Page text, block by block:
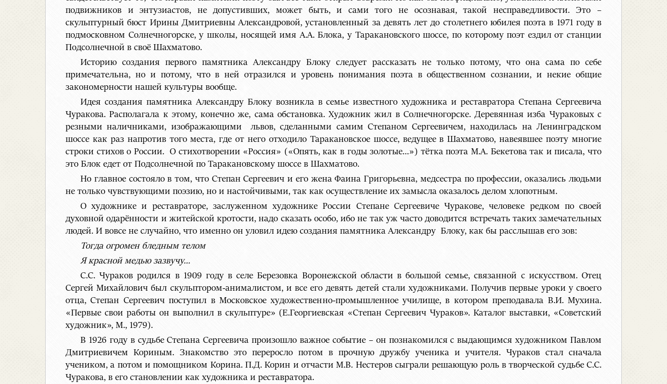
подвижников и энтузиастов, не допустивших, может быть, и сами того не осознавая, такой несправедливости. Это –
скульптурный бюст Ирины Дмитриевны Александровой, установленный за девять лет до столетнего юбилея поэта в 1971 году в
подмосковном Солнечногорске, у школы, носящей имя А.А. Блока, у Таракановского шоссе, по которому поэт ездил от станции
Подсолнечной в своё Шахматово.
Историю создания первого памятника Александру Блоку следует рассказать не только потому, что она сама по себе
примечательна, но и потому, что в ней отразился и уровень понимания поэта в общественном сознании, и некие общие
закономерности нашей культуры вообще.
Идея создания памятника Александру Блоку возникла в семье известного художника и реставратора Степана Сергеевича
Чуракова. Располагала к этому, конечно же, сама обстановка. Художник жил в Солнечногорске. Деревянная изба Чураковых с
резными наличниками, изображающими львов, сделанными самим Степаном Сергеевичем, находилась на Ленинградском
шоссе как раз напротив того места, где от него отходило Таракановское шоссе, ведущее в Шахматово, навеявшее поэту многие
строки стихов о России. О стихотворении «Россия» («Опять, как в годы золотые…») тётка поэта М.А. Бекетова так и писала, что
это Блок едет от Подсолнечной по Таракановскому шоссе в Шахматово.
Но главное состояло в том, что Степан Сергеевич и его жена Фаина Григорьевна, медсестра по профессии, оказались людьми
не только чувствующими поэзию, но и настойчивыми, так как осуществление их замысла оказалось делом хлопотным.
О художнике и реставраторе, заслуженном художнике России Степане Сергеевиче Чуракове, человеке редком по своей
духовной одарённости и житейской кротости, надо сказать особо, ибо не так уж часто доводится встречать таких замечательных
людей. И вовсе не случайно, что именно он уловил идею создания памятника Александру Блоку, как бы расслышав его зов:
Тогда огромен бледным телом
Я красной медью зазвучу…
С.С. Чураков родился в 1909 году в селе Березовка Воронежской области в большой семье, связанной с искусством. Отец
Сергей Михайлович был скульптором-анималистом, и все его девять детей стали художниками. Получив первые уроки у своего
отца, Степан Сергеевич поступил в Московское художественно-промышленное училище, в котором преподавала В.И. Мухина.
«Первые свои работы он выполнил в скульптуре» (Е.Георгиевская «Степан Сергеевич Чураков». Каталог выставки, «Советский
художник», М., 1979).
В 1926 году в судьбе Степана Сергеевича произошло важное событие – он познакомился с выдающимся художником Павлом
Дмитриевичем Кориным. Знакомство это переросло потом в прочную дружбу ученика и учителя. Чураков стал сначала
учеником, а потом и помощником Корина. П.Д. Корин и отчасти М.В. Нестеров сыграли решающую роль в творческой судьбе С.С.
Чуракова, в его становлении как художника и реставратора.